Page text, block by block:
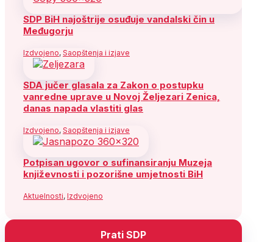
SDP BiH najoštrije osuđuje vandalski čin u
Međugorju
Izdvojeno, Saopštenja i izjave
SDA jučer glasala za Zakon o postupku
vanredne uprave u Novoj Željezari Zenica,
danas napada vlastiti glas
Izdvojeno, Saopštenja i izjave
Potpisan ugovor o sufinansiranju Muzeja
književnosti i pozorišne umjetnosti BiH
Aktuelnosti, Izdvojeno
Prati SDP